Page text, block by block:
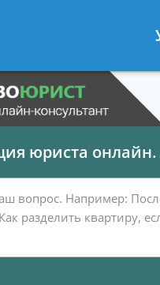
- Юрист по
юриста